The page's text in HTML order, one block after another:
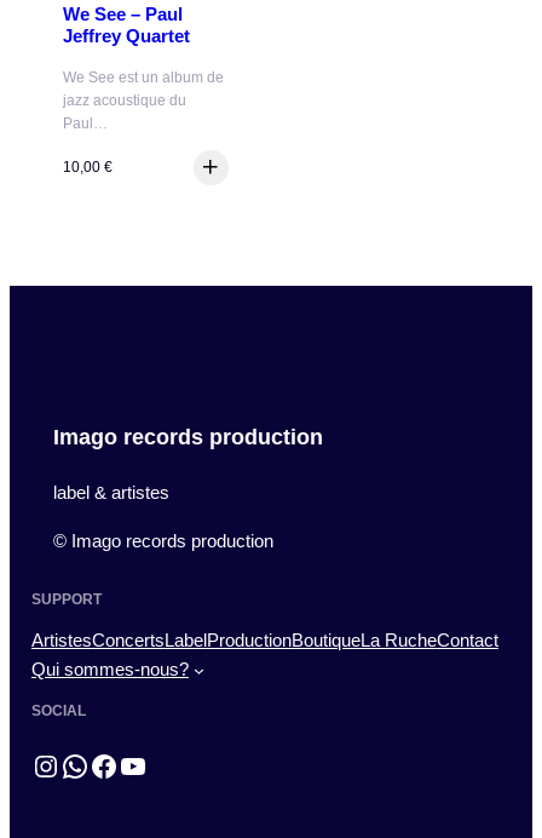
We See – Paul
Jeffrey Quartet
We See est un album de
jazz acoustique du
Paul…
10,00 €
Imago records production
label & artistes
© Imago records production
SUPPORT
ArtistesConcertsLabel ProductionBoutiqueLa RucheContact
Qui sommes-nous?
SOCIAL
Instagram
WhatsApp
Facebook
YouTube